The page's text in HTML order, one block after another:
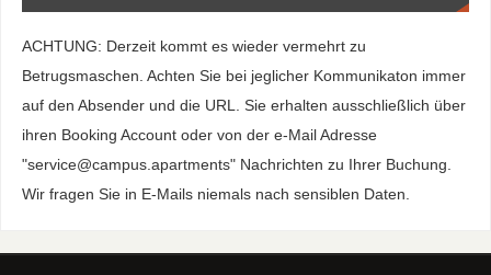
ACHTUNG: Derzeit kommt es wieder vermehrt zu
Betrugsmaschen. Achten Sie bei jeglicher Kommunikaton immer
auf den Absender und die URL. Sie erhalten ausschließlich über
ihren Booking Account oder von der e-Mail Adresse
"service@campus.apartments" Nachrichten zu Ihrer Buchung.
Wir fragen Sie in E-Mails niemals nach sensiblen Daten.